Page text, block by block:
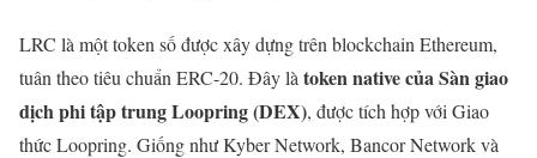
LRC là một token số được xây dựng trên blockchain Ethereum,
tuân theo tiêu chuẩn ERC-20. Đây là token native của Sàn giao
dịch phi tập trung Loopring (DEX), được tích hợp với Giao
thức Loopring. Giống như Kyber Network, Bancor Network và